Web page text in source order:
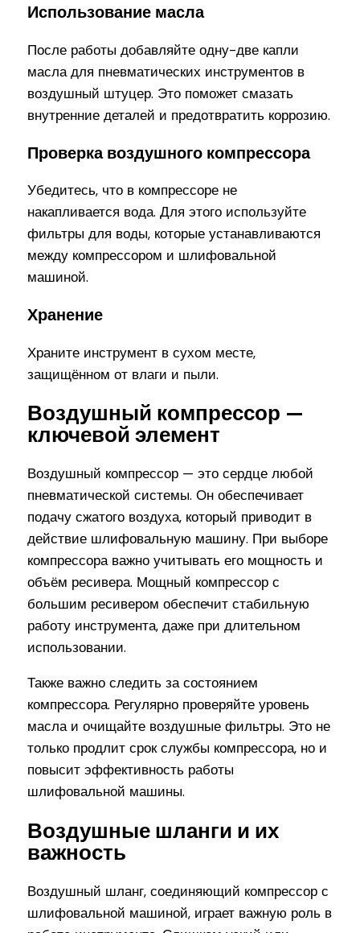
Использование масла
После работы добавляйте одну-две капли
масла для пневматических инструментов в
воздушный штуцер. Это поможет смазать
внутренние деталей и предотвратить коррозию.
Проверка воздушного компрессора
Убедитесь, что в компрессоре не
накапливается вода. Для этого используйте
фильтры для воды, которые устанавливаются
между компрессором и шлифовальной
машиной.
Хранение
Храните инструмент в сухом месте,
защищённом от влаги и пыли.
Воздушный компрессор —
ключевой элемент
Воздушный компрессор — это сердце любой
пневматической системы. Он обеспечивает
подачу сжатого воздуха, который приводит в
действие шлифовальную машину. При выборе
компрессора важно учитывать его мощность и
объём ресивера. Мощный компрессор с
большим ресивером обеспечит стабильную
работу инструмента, даже при длительном
использовании.
Также важно следить за состоянием
компрессора. Регулярно проверяйте уровень
масла и очищайте воздушные фильтры. Это не
только продлит срок службы компрессора, но и
повысит эффективность работы
шлифовальной машины.
Воздушные шланги и их
важность
Воздушный шланг, соединяющий компрессор с
шлифовальной машиной, играет важную роль в